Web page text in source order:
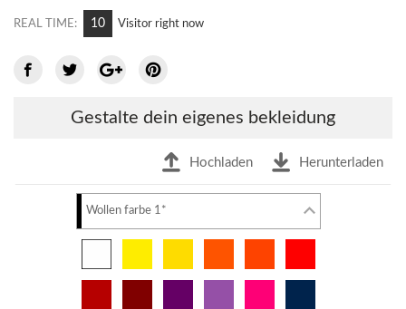
REAL TIME: 12 Visitor right now
Gestalte dein eigenes bekleidung
Hochladen Herunterladen
Wollen farbe 1*